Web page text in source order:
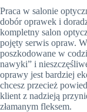
Praca w salonie
dobór oprawek i
kompletny salon
pojęty serwis opraw.
poszkodowane w
nawyki” i
oprawy jest bardziej
chcesz przecież
klient z nadzieją
złamanym fleksem.